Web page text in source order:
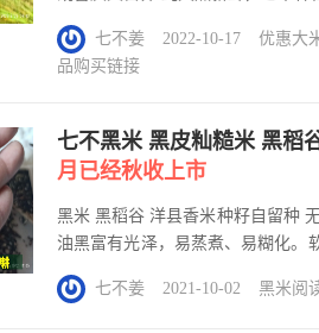
加剂、不用转基因，不杀生！ ｡:.
安七不水稻。 红米种子来自自然，
七不姜 2022-10-17 优惠大
品购买链接
七不黑米 黑皮籼糙米 黑稻
月已经秋收上市
黑米 黑稻谷 洋县香米种籽自留种
油黑富有光泽，易蒸煮、易糊化。
质原料。黑米是稻米中的珍贵品
相传距今二千年多年历史，黑米除
七不姜 2021-10-02 黑米阅